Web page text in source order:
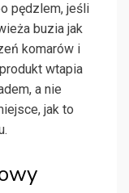
pędzlem, jeśli
buzia jak
komarów i
wtapia
a nie
jak to